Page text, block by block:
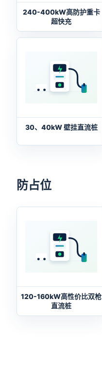
240-400kW高防护重卡
超快充
30、40kW 壁挂直流桩
防占位
120-160kW高性价比双枪
直流桩